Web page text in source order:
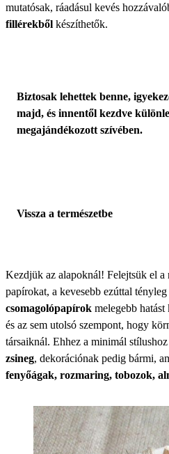
mutatósak, ráadásul kevés
fillérekből készíthetők.
Biztosak lehettek benne,
majd, és innentől kezdve
megajándékozott szívében.
Vissza a természetbe
Kezdjük az alapoknál! Felejtsük el a
papírokat, a kevesebb ezúttal
csomagolópapírok melegebb
és az sem utolsó szempont, hogy
társaiknál. Ehhez a minimál
zsineg, dekorációnak pedig bármi,
fenyőágak, rozmaring, tobozok,